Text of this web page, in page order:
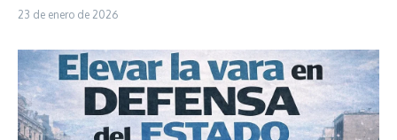
23 de enero de 2026